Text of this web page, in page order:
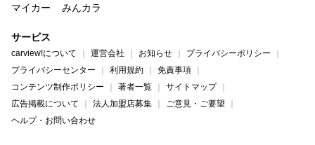
マイカー
みんカラ
サービス
carview!について 運営会社 お知らせ
プライバシーポリシー
プライバシーセンター
利用規約
免責事項
コンテンツ制作ポリシー
著者一覧
サイトマップ
広告掲載について
法人加盟店募集
ご意見・ご要望
ヘルプ・お問い合わせ